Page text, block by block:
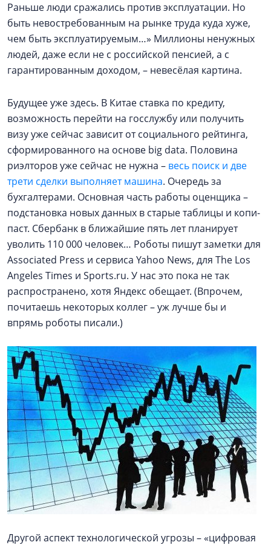
Раньше люди сражались против эксплуатации. Но
быть невостребованным на рынке труда куда хуже,
чем быть эксплуатируемым…» Миллионы ненужных
людей, даже если не с российской пенсией, а с
гарантированным доходом, – невесёлая картина.
Будущее уже здесь. В Китае ставка по кредиту,
возможность перейти на госслужбу или получить
визу уже сейчас зависит от социального рейтинга,
сформированного на основе big data. Половина
риэлторов уже сейчас не нужна – весь поиск и две
трети сделки выполняет машина. Очередь за
бухгалтерами. Основная часть работы оценщика –
подстановка новых данных в старые таблицы и копи-
паст. Сбербанк в ближайшие пять лет планирует
уволить 110 000 человек… Роботы пишут заметки для
Associated Press и сервиса Yahoo News, для The Los
Angeles Times и Sports.ru. У нас это пока не так
распространено, хотя Яндекс обещает. (Впрочем,
почитаешь некоторых коллег – уж лучше бы и
впрямь роботы писали.)
Другой аспект технологической угрозы – «цифровая